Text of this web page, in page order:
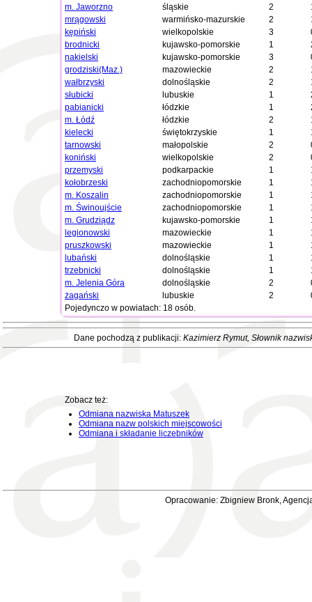
m. Jaworzno
śląskie 2
mrągowski
warmińsko-mazurskie 2
kępiński
wielkopolskie 3
brodnicki
kujawsko-pomorskie 1
nakielski
kujawsko-pomorskie 3
grodziski(Maz.)
mazowieckie 2
wałbrzyski
dolnośląskie 2
słubicki
lubuskie 1
pabianicki
łódzkie 1
m. Łódź
łódzkie 2
kielecki
świętokrzyskie 1
tarnowski
małopolskie 2
koniński
wielkopolskie 2
przemyski
podkarpackie 1
kołobrzeski
zachodniopomorskie 1
m. Koszalin
zachodniopomorskie 1
m. Świnoujście
zachodniopomorskie 1
m. Grudziądz
kujawsko-pomorskie 1
legionowski
mazowieckie 1
pruszkowski
mazowieckie 1
lubański
dolnośląskie 1
trzebnicki
dolnośląskie 1
m. Jelenia Góra
dolnośląskie 2
żagański
lubuskie 2
Pojedynczo w powiatach: 18 osób.
Dane pochodzą z publikacji: Kazimierz Rymut, Słownik
Zobacz też:
Odmiana nazwiska Matuszek
Odmiana nazw polskich miejscowości
Odmiana i składanie liczebników
Opracowanie: Zbigniew Bronk,